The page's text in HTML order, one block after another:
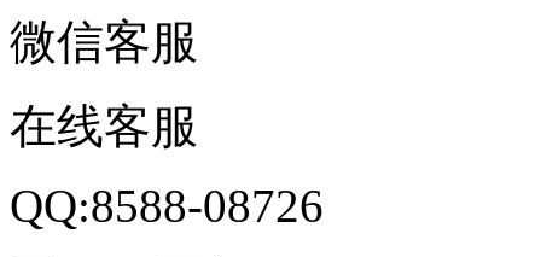
微信客服
在线客服
QQ:8588-08726